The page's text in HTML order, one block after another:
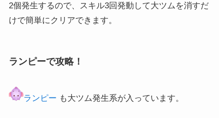
2個発生するので、スキル3回発動して大ツムを消すだ
けで簡単にクリアできます。
ランピーで攻略！
ランピー も大ツム発生系が入っています。